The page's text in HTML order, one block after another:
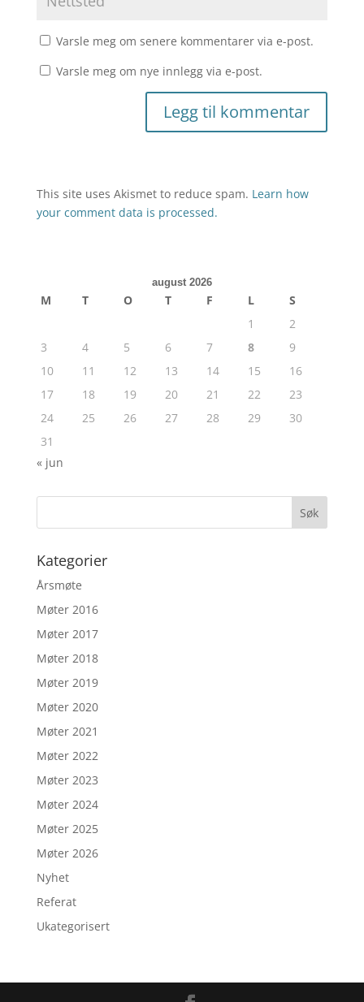
Varsle meg om senere kommentarer via e-post.
Varsle meg om nye innlegg via e-post.
This site uses Akismet to reduce spam. Learn how
your comment data is processed.
august 2026
M T O T F L
S
1
2
3
4 5 6 7 8
9
10
11 12 13 14 15
16
17
18 19 20 21 22
23
24
25 26 27 28 29
30
31
« jun
Kategorier
Årsmøte
Møter 2016
Møter 2017
Møter 2018
Møter 2019
Møter 2020
Møter 2021
Møter 2022
Møter 2023
Møter 2024
Møter 2025
Møter 2026
Nyhet
Referat
Ukategorisert